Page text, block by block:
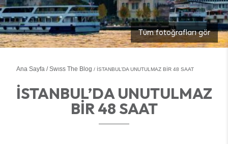
Tüm fotoğrafları gör
Ana Sayfa Swıss The Blog İSTANBUL’DA UNUTULMAZ BIR 48 SAAT
İSTANBUL’DA UNUTULMAZ
BIR 48 SAAT